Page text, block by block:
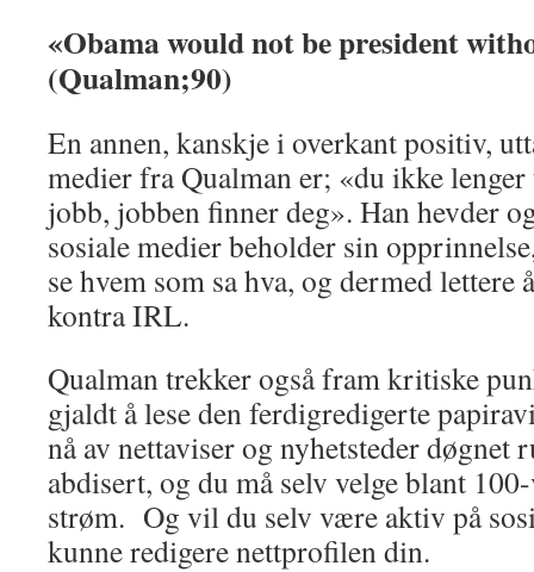
«Obama would not be president
(Qualman;90)
En annen, kanskje i overkant positiv,
medier fra Qualman er; «du ikke lenger
jobb, jobben finner deg». Han hevder
sosiale medier beholder sin
se hvem som sa hva, og dermed lettere
kontra IRL.
Qualman trekker også fram kritiske
gjaldt å lese den ferdigredigerte
nå av nettaviser og nyhetsteder døgnet
abdisert, og du må selv velge blant
strøm. Og vil du selv være aktiv på
kunne redigere nettprofilen din.